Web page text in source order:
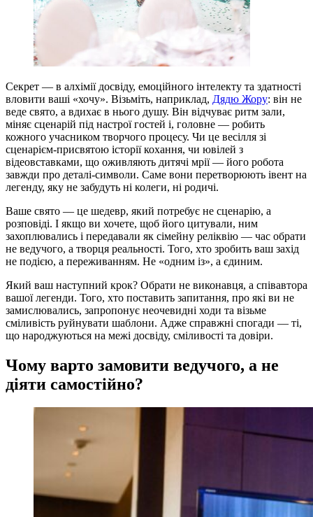
Секрет — в алхімії досвіду, емоційного інтелекту та здатності
вловити ваші «хочу». Візьміть, наприклад, Дядю Жору: він не
веде свято, а вдихає в нього душу. Він відчуває ритм зали,
міняє сценарій під настрої гостей і, головне — робить
кожного учасником творчого процесу. Чи це весілля зі
сценарієм-присвятою історії кохання, чи ювілей з
відеовставками, що оживляють дитячі мрії — його робота
завжди про деталі-символи. Саме вони перетворюють івент на
легенду, яку не забудуть ні колеги, ні родичі.
Ваше свято — це шедевр, який потребує не сценарію, а
розповіді. І якщо ви хочете, щоб його цитували, ним
захоплювались і передавали як сімейну реліквію — час обрати
не ведучого, а творця реальності. Того, хто зробить ваш захід
не подією, а переживанням. Не «одним із», а єдиним.
Який ваш наступний крок? Обрати не виконавця, а співавтора
вашої легенди. Того, хто поставить запитання, про які ви не
замислювались, запропонує неочевидні ходи та візьме
сміливість руйнувати шаблони. Адже справжні спогади — ті,
що народжуються на межі досвіду, сміливості та довіри.
Чому варто замовити ведучого, а не
діяти самостійно?